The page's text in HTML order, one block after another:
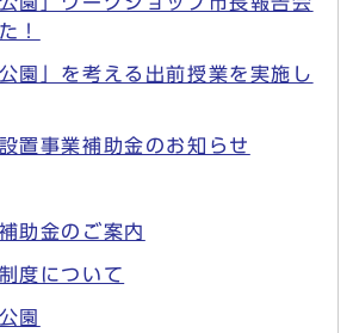
！
園」を考える出前授業を実施し
置事業補助金のお知らせ
助金のご案内
度について
園